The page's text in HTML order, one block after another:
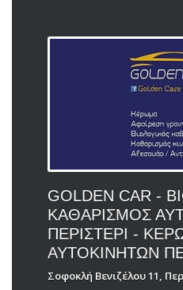
GOLDEN CAR -
ΚΑΘΑΡΙΣΜΟΣ
ΠΕΡΙΣΤΕΡΙ -
ΑΥΤΟΚΙΝΗΤΩΝ
Σοφοκλή Βενιζέλου 11,